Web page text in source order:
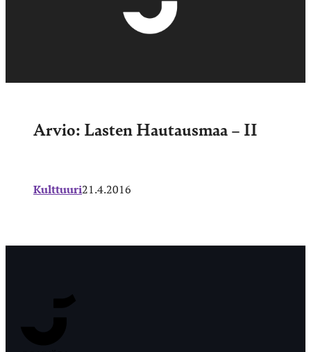
Arvio: Lasten Hautausmaa – II
Kulttuuri21.4.2016